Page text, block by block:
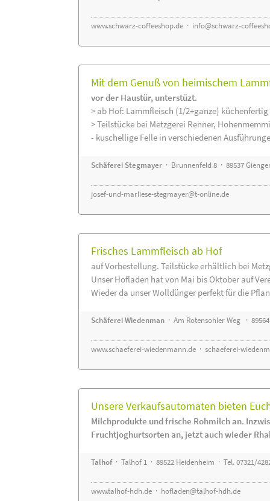
www.schwarz-coffeeshop.de · info@schwarz-
Mit dem Genuß von heimischem
vor der Haustür, unterstüzt.
> ab Hof: Lammfleisch (1/2+ganze)
> Teilstücke bei Metzgerei Renner,
- kuschellige Felle in verschiedenen
Schäferei Stegmayer · Brunnenfeld 8 · 89537
josef-und-marliese-stegmayer@t-online.de
Frisches Lammfleisch ab Hof
auf Vorbestellung. Teilstücke erhältlich bei
Unser Hofladen hat von Mai bis Oktober auf
Wieder da unser Wolldünger perfekt für die
Schäferei Wiedenman · Am Rotensohler Weg ·
www.schaeferei-wiedenmann.de · schaeferei-
Unsere Verkaufsautomaten bieten
Milchprodukte und frische Rohmilch an.
Fruchtjoghurtsorten an, jetzt auch wieder
Talhof· Talhof 1 · 89522 Heidenheim · Tel. 07321/
www.talhof-hdh.de · hofladen@talhof-hdh.de